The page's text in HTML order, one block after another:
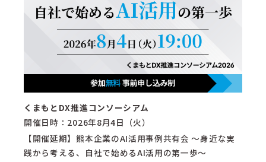
くまもとDX推進コンソーシアム
開催日時：2026年8月4日（火）
【開催延期】熊本企業のAI活用事例共有会 〜身近な実
践から考える、自社で始めるAI活用の第一歩〜